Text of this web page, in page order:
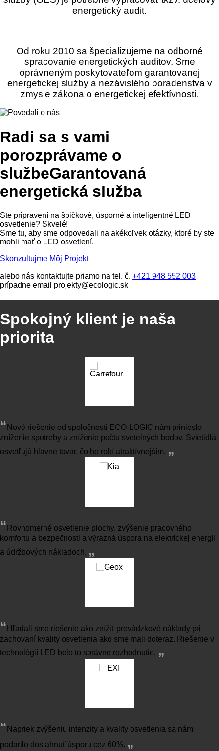
energetický audit.
Od roku 2010 sa špecializujeme na odborné
spracovanie energetických auditov. Sme
oprávneným poskytovateľom garantovanej
energetickej služby a nezávislého poradenstva v
zmysle zákona o energetickej efektívnosti.
Radi sa s vami
porozprávame o
službeGarantovaná
energetická služba
Ste pripravení na špičkové, úsporné a inteligentné LED
osvetlenie? Skvelé!
Sme tu, aby sme odpovedali na akékoľvek otázky, ktoré by ste
mohli mať o LED osvetlení.
Skonzultujme Môj Projekt
alebo nás kontaktujte priamo na tel. č. +421 948 552 003
prípadne email projekty@ecologic.sk
Spokojný klient je naša
priorita
“ Nové riešenie od spoločnosti ECO-LOGIC nám prinieslo
zníženie spotreby a zníženie počtu svetelných bodov. Svietidlá
osvetľujú hlavne tovar, čo ho robí atraktívnejším. „
“ Rovnomerné osvetlenie plochy, zvýšenie pracovného
komfortu a bezpečnosti a výrazná úspora na elektrickej energií
a údržbových nákladoch. „
“ Hľadali sme riešenie ako znížiť prevádzkové náklady pri
zachovaní kvality osvetlenia ako sme mali doteraz. Riešenie v
technológií LED bolo to správne rozhodnutie. „
“ Napriek zvýšeniu intenzity a kvality osvetlenia sa nám
podarilo dosiahnuť úsporu cez 60%. „